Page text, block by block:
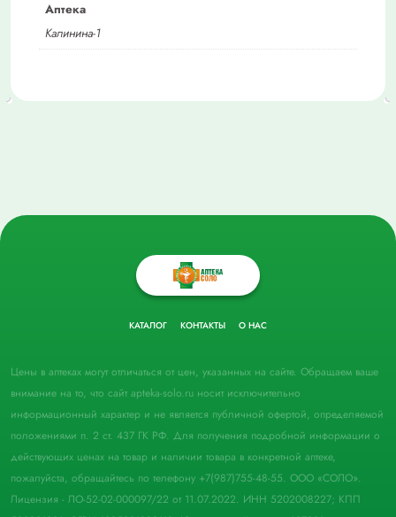
Аптека
Калинина-1
КАТАЛОГ КОНТАКТЫ О НАС
Цены в аптеках могут отличаться от цен, указанных на сайте. Обращаем ваше
внимание на то, что сайт apteka-solo.ru носит исключительно
информационный характер и не является публичной офертой, определяемой
положениями п. 2 ст. 437 ГК РФ. Для получения подробной информации о
действующих ценах на товар и наличии товара в конкретной аптеке,
пожалуйста, обращайтесь по телефону +7(987)755-48-55. ООО «СОЛО».
Лицензия - ЛО-52-02-000097/22 от 11.07.2022. ИНН 5202008227; КПП